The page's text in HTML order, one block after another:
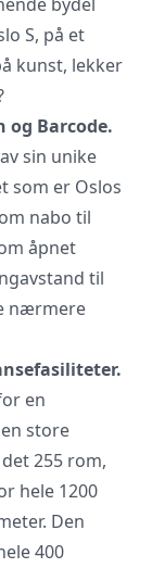
S, på et
kunst, lekker
og Barcode.
sin unike
som er Oslos
nabo til
åpnet
til
nærmere
en
store
255 rom,
hele 1200
Den
400
gir
sted,
opp